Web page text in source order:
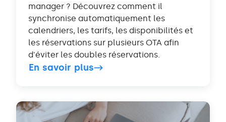
manager ? Découvrez comment il
synchronise automatiquement les
calendriers, les tarifs, les disponibilités et
les réservations sur plusieurs OTA afin
d'éviter les doubles réservations.
En savoir plus